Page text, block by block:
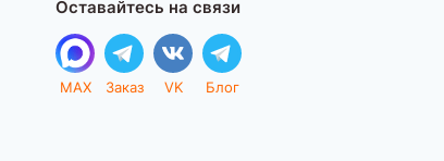
Оставайтесь на связи
MAX Заказ VK Блог